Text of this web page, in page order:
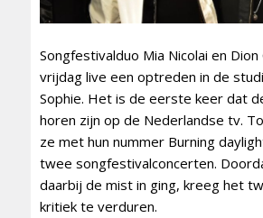
Songfestivalduo Mia Nicolai en
vrijdag live een optreden in de
Sophie. Het is de eerste keer dat
horen zijn op de Nederlandse tv.
ze met hun nummer Burning
twee songfestivalconcerten.
daarbij de mist in ging, kreeg het
kritiek te verduren.